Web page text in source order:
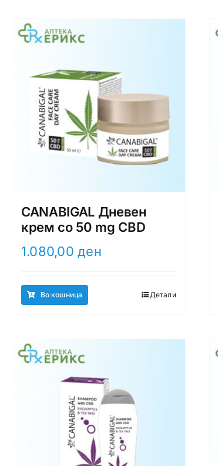
CANABIGAL Дневен
крем со 50 mg CBD
1.080,00ден
Во кошница Детали